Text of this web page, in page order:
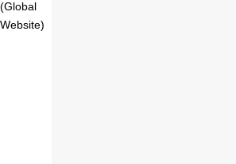
(Global
Website)